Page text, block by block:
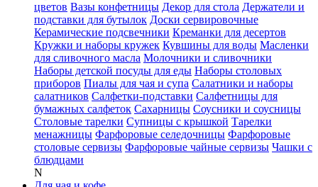
цветов Вазы конфетницы Декор для стола Держатели и
подставки для бутылок Доски сервировочные
Керамические подсвечники Креманки для десертов
Кружки и наборы кружек Кувшины для воды Масленки
для сливочного масла Молочники и сливочники
Наборы детской посуды для еды Наборы столовых
приборов Пиалы для чая и супа Салатники и наборы
салатников Салфетки-подставки Салфетницы для
бумажных салфеток Сахарницы Соусники и соусницы
Столовые тарелки Супницы с крышкой Тарелки
менажницы Фарфоровые селедочницы Фарфоровые
столовые сервизы Фарфоровые чайные сервизы Чашки с
блюдцами
N